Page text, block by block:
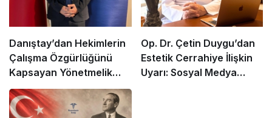
Danıştay’dan Hekimlerin
Çalışma Özgürlüğünü
Kapsayan Yönetmelik
Hükümlerine Dair Ara
Karar
Op. Dr. Çetin Duygu’dan
Estetik Cerrahiye İlişkin
Uyarı: Sosyal Medya